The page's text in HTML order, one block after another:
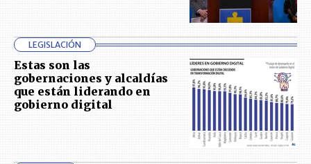
LEGISLACIÓN
Estas son las
gobernaciones y alcaldías
que están liderando en
gobierno digital